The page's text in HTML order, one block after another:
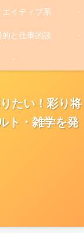
たい！彩り将
ト・雑学を発
エイティブ系
的と仕事的談